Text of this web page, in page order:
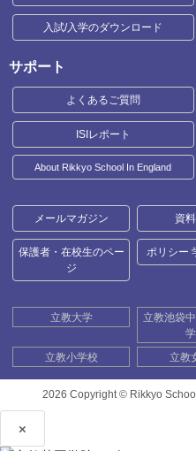
入試/入学のダウンロード
サポート
よくあるご質問
ISIレポート
About Rikkyo School In England
メールマガジン 資
保護者・在校生のペー
ジ
ポリシー
立教大学
立教池袋
立教小学校
立教
2026 Copyright © Rikkyo
×